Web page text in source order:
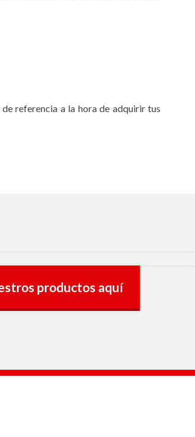
referencia a la hora de adquirir tus
productos aquí